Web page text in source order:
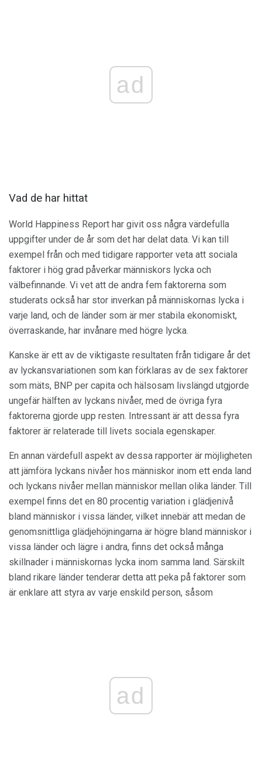
ad
Vad de har hittat
World Happiness Report har givit oss några värdefulla
uppgifter under de år som det har delat data. Vi kan till
exempel från och med tidigare rapporter veta att sociala
faktorer i hög grad påverkar människors lycka och
välbefinnande. Vi vet att de andra fem faktorerna som
studerats också har stor inverkan på människornas lycka i
varje land, och de länder som är mer stabila ekonomiskt,
överraskande, har invånare med högre lycka.
Kanske är ett av de viktigaste resultaten från tidigare år det
av lyckansvariationen som kan förklaras av de sex faktorer
som mäts, BNP per capita och hälsosam livslängd utgjorde
ungefär hälften av lyckans nivåer, med de övriga fyra
faktorerna gjorde upp resten. Intressant är att dessa fyra
faktorer är relaterade till livets sociala egenskaper.
En annan värdefull aspekt av dessa rapporter är möjligheten
att jämföra lyckans nivåer hos människor inom ett enda land
och lyckans nivåer mellan människor mellan olika länder. Till
exempel finns det en 80 procentig variation i glädjenivå
bland människor i vissa länder, vilket innebär att medan de
genomsnittliga glädjehöjningarna är högre bland människor i
vissa länder och lägre i andra, finns det också många
skillnader i människornas lycka inom samma land. Särskilt
bland rikare länder tenderar detta att peka på faktorer som
är enklare att styra av varje enskild person, såsom
ad